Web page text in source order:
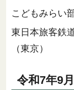
こどもみらい
東日本旅客鉄
（東京）
令和7年9